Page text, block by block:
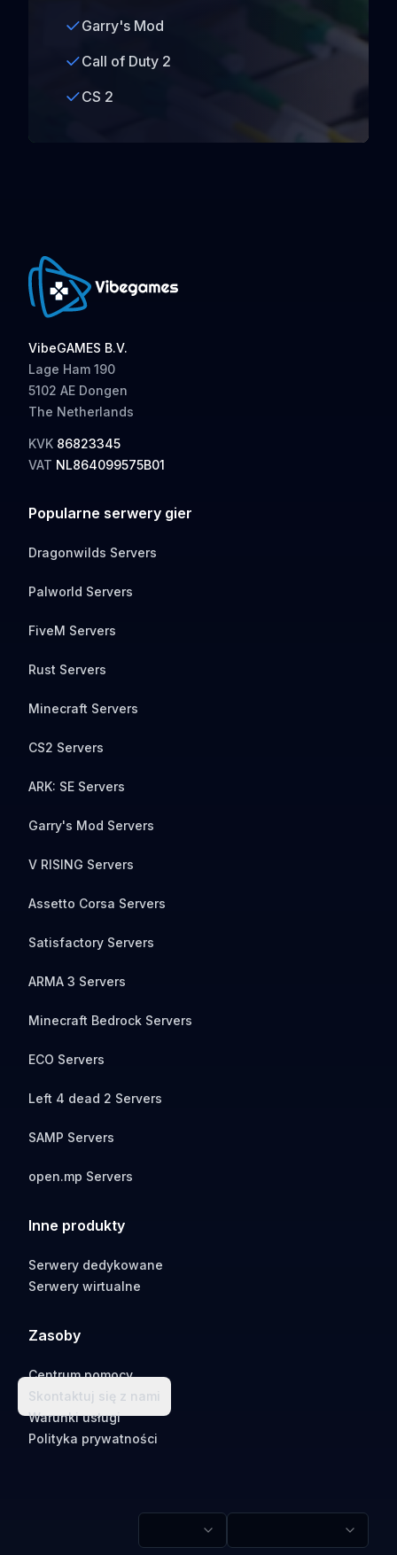
Garry's Mod
Call of Duty 2
CS 2
VibeGAMES B.V.
Lage Ham 190
5102 AE Dongen
The Netherlands
KVK 86823345
VAT NL864099575B01
Popularne serwery gier
Dragonwilds Servers
Palworld Servers
FiveM Servers
Rust Servers
Minecraft Servers
CS2 Servers
ARK: SE Servers
Garry's Mod Servers
V RISING Servers
Assetto Corsa Servers
Satisfactory Servers
ARMA 3 Servers
Minecraft Bedrock Servers
ECO Servers
Left 4 dead 2 Servers
SAMP Servers
open.mp Servers
Inne produkty
Serwery dedykowane
Serwery wirtualne
Zasoby
Centrum pomocy
Skontaktuj się z nami
Warunki usługi
Polityka prywatności